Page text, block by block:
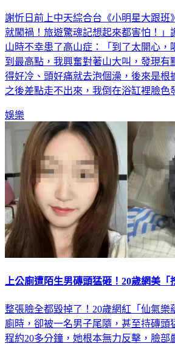
謝忻日前上中天綜合台《小明星大跟班
就闖禍！旅遊驚魂記想起來都害怕！」
山時不幸患了高山症：「到了太開心，
到最高點，我興奮對著山大叫，發現有
得好冷、頭好痛就去泡個澡，後來是根
之後差點走不出來，我倒在浴缸裡臉色
娛樂
上公廁遭陌生男磚頭猛砸！20歲網美
整張臉全都毀掉了！20歲網紅「仙氣樂
廁時，卻被一名男子尾隨，甚至持磚頭
程約20多分鐘，她根本無力反擊，臉部